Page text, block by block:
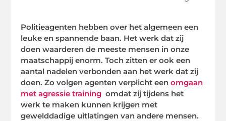
Politieagenten hebben over het algemeen een
leuke en spannende baan. Het werk dat zij
doen waarderen de meeste mensen in onze
maatschappij enorm. Toch zitten er ook een
aantal nadelen verbonden aan het werk dat zij
doen. Zo volgen agenten verplicht eenomgaan
met agressie training omdat zij tijdens het
werk te maken kunnen krijgen met
gewelddadige uitlatingen van andere mensen.